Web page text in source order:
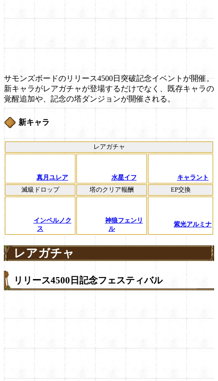
サモンズボードのリリース4500日突破記念イベントが開催。
新キャラがレアガチャが登場するだけでなく、既存キャラの
覚醒追加や、記念の塔ダンジョンが開催される。
新キャラ
レアガチャ
真月ユレア 水星イフ
キャラント
滅級ドロップ
塔のクリア報酬 EP交換
インペルノク
ス
神狼フェンリ
ル
紫光アルミナ
レアガチャ
リリース4500日記念フェスティバル